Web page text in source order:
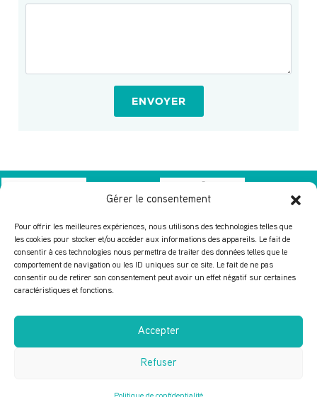
Gérer le consentement
Pour offrir les meilleures expériences, nous utilisons des technologies telles que
les cookies pour stocker et/ou accéder aux informations des appareils. Le fait de
consentir à ces technologies nous permettra de traiter des données telles que le
comportement de navigation ou les ID uniques sur ce site. Le fait de ne pas
consentir ou de retirer son consentement peut avoir un effet négatif sur certaines
caractéristiques et fonctions.
Accepter
Refuser
ENVOYER
IMPRESSION
NOUVELLE
PATISSERIE
RULLIERE
ÉDITION 2026
DISPONIBLE SUR LES STORES